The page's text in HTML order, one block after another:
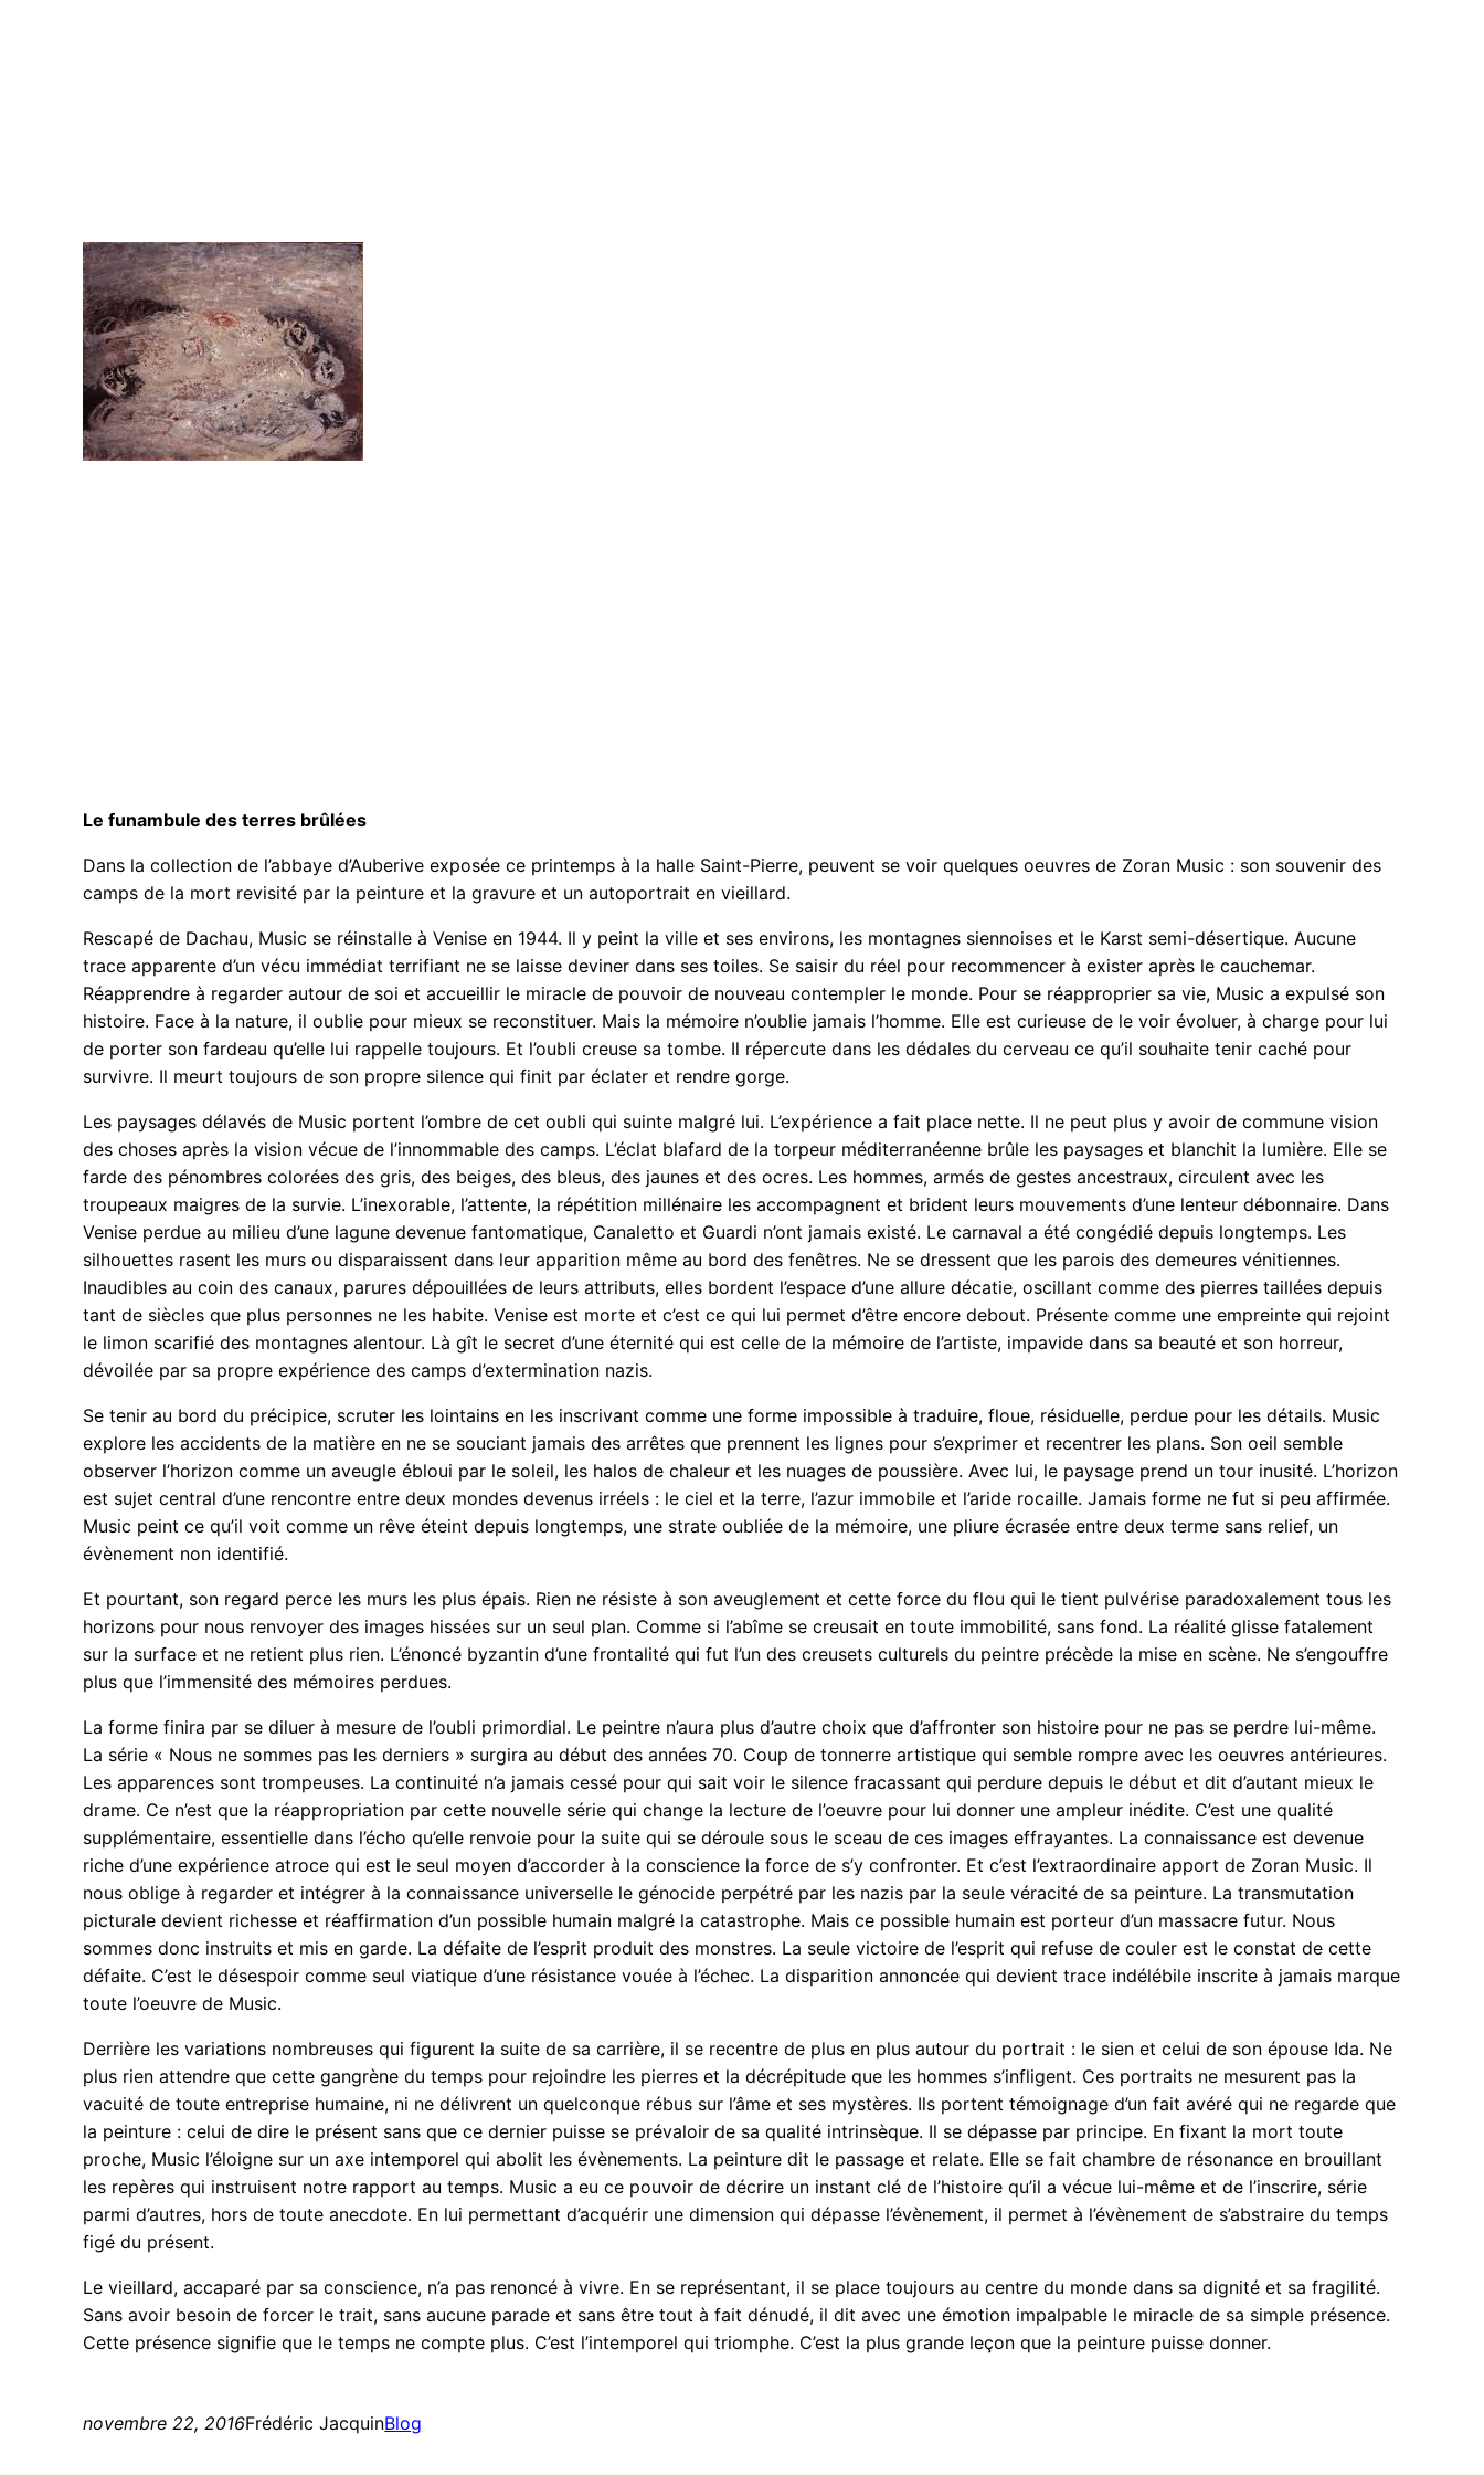
Le funambule des terres brûlées
Dans la collection de l’abbaye d’Auberive exposée ce printemps à la halle Saint-Pierre, peuvent se voir quelques oeuvres de Zoran Music : son souvenir des
camps de la mort revisité par la peinture et la gravure et un autoportrait en vieillard.
Rescapé de Dachau, Music se réinstalle à Venise en 1944. Il y peint la ville et ses environs, les montagnes siennoises et le Karst semi-désertique. Aucune
trace apparente d’un vécu immédiat terrifiant ne se laisse deviner dans ses toiles. Se saisir du réel pour recommencer à exister après le cauchemar.
Réapprendre à regarder autour de soi et accueillir le miracle de pouvoir de nouveau contempler le monde. Pour se réapproprier sa vie, Music a expulsé son
histoire. Face à la nature, il oublie pour mieux se reconstituer. Mais la mémoire n’oublie jamais l’homme. Elle est curieuse de le voir évoluer, à charge pour lui
de porter son fardeau qu’elle lui rappelle toujours. Et l’oubli creuse sa tombe. Il répercute dans les dédales du cerveau ce qu’il souhaite tenir caché pour
survivre. Il meurt toujours de son propre silence qui finit par éclater et rendre gorge.
Les paysages délavés de Music portent l’ombre de cet oubli qui suinte malgré lui. L’expérience a fait place nette. Il ne peut plus y avoir de commune vision
des choses après la vision vécue de l’innommable des camps. L’éclat blafard de la torpeur méditerranéenne brûle les paysages et blanchit la lumière. Elle se
farde des pénombres colorées des gris, des beiges, des bleus, des jaunes et des ocres. Les hommes, armés de gestes ancestraux, circulent avec les
troupeaux maigres de la survie. L’inexorable, l’attente, la répétition millénaire les accompagnent et brident leurs mouvements d’une lenteur débonnaire. Dans
Venise perdue au milieu d’une lagune devenue fantomatique, Canaletto et Guardi n’ont jamais existé. Le carnaval a été congédié depuis longtemps. Les
silhouettes rasent les murs ou disparaissent dans leur apparition même au bord des fenêtres. Ne se dressent que les parois des demeures vénitiennes.
Inaudibles au coin des canaux, parures dépouillées de leurs attributs, elles bordent l’espace d’une allure décatie, oscillant comme des pierres taillées depuis
tant de siècles que plus personnes ne les habite. Venise est morte et c’est ce qui lui permet d’être encore debout. Présente comme une empreinte qui rejoint
le limon scarifié des montagnes alentour. Là gît le secret d’une éternité qui est celle de la mémoire de l’artiste, impavide dans sa beauté et son horreur,
dévoilée par sa propre expérience des camps d’extermination nazis.
Se tenir au bord du précipice, scruter les lointains en les inscrivant comme une forme impossible à traduire, floue, résiduelle, perdue pour les détails. Music
explore les accidents de la matière en ne se souciant jamais des arrêtes que prennent les lignes pour s’exprimer et recentrer les plans. Son oeil semble
observer l’horizon comme un aveugle ébloui par le soleil, les halos de chaleur et les nuages de poussière. Avec lui, le paysage prend un tour inusité. L’horizon
est sujet central d’une rencontre entre deux mondes devenus irréels : le ciel et la terre, l’azur immobile et l’aride rocaille. Jamais forme ne fut si peu affirmée.
Music peint ce qu’il voit comme un rêve éteint depuis longtemps, une strate oubliée de la mémoire, une pliure écrasée entre deux terme sans relief, un
évènement non identifié.
Et pourtant, son regard perce les murs les plus épais. Rien ne résiste à son aveuglement et cette force du flou qui le tient pulvérise paradoxalement tous les
horizons pour nous renvoyer des images hissées sur un seul plan. Comme si l’abîme se creusait en toute immobilité, sans fond. La réalité glisse fatalement
sur la surface et ne retient plus rien. L’énoncé byzantin d’une frontalité qui fut l’un des creusets culturels du peintre précède la mise en scène. Ne s’engouffre
plus que l’immensité des mémoires perdues.
La forme finira par se diluer à mesure de l’oubli primordial. Le peintre n’aura plus d’autre choix que d’affronter son histoire pour ne pas se perdre lui-même.
La série « Nous ne sommes pas les derniers » surgira au début des années 70. Coup de tonnerre artistique qui semble rompre avec les oeuvres antérieures.
Les apparences sont trompeuses. La continuité n’a jamais cessé pour qui sait voir le silence fracassant qui perdure depuis le début et dit d’autant mieux le
drame. Ce n’est que la réappropriation par cette nouvelle série qui change la lecture de l’oeuvre pour lui donner une ampleur inédite. C’est une qualité
supplémentaire, essentielle dans l’écho qu’elle renvoie pour la suite qui se déroule sous le sceau de ces images effrayantes. La connaissance est devenue
riche d’une expérience atroce qui est le seul moyen d’accorder à la conscience la force de s’y confronter. Et c’est l’extraordinaire apport de Zoran Music. Il
nous oblige à regarder et intégrer à la connaissance universelle le génocide perpétré par les nazis par la seule véracité de sa peinture. La transmutation
picturale devient richesse et réaffirmation d’un possible humain malgré la catastrophe. Mais ce possible humain est porteur d’un massacre futur. Nous
sommes donc instruits et mis en garde. La défaite de l’esprit produit des monstres. La seule victoire de l’esprit qui refuse de couler est le constat de cette
défaite. C’est le désespoir comme seul viatique d’une résistance vouée à l’échec. La disparition annoncée qui devient trace indélébile inscrite à jamais marque
toute l’oeuvre de Music.
Derrière les variations nombreuses qui figurent la suite de sa carrière, il se recentre de plus en plus autour du portrait : le sien et celui de son épouse Ida. Ne
plus rien attendre que cette gangrène du temps pour rejoindre les pierres et la décrépitude que les hommes s’infligent. Ces portraits ne mesurent pas la
vacuité de toute entreprise humaine, ni ne délivrent un quelconque rébus sur l’âme et ses mystères. Ils portent témoignage d’un fait avéré qui ne regarde que
la peinture : celui de dire le présent sans que ce dernier puisse se prévaloir de sa qualité intrinsèque. Il se dépasse par principe. En fixant la mort toute
proche, Music l’éloigne sur un axe intemporel qui abolit les évènements. La peinture dit le passage et relate. Elle se fait chambre de résonance en brouillant
les repères qui instruisent notre rapport au temps. Music a eu ce pouvoir de décrire un instant clé de l’histoire qu’il a vécue lui-même et de l’inscrire, série
parmi d’autres, hors de toute anecdote. En lui permettant d’acquérir une dimension qui dépasse l’évènement, il permet à l’évènement de s’abstraire du temps
figé du présent.
Le vieillard, accaparé par sa conscience, n’a pas renoncé à vivre. En se représentant, il se place toujours au centre du monde dans sa dignité et sa fragilité.
Sans avoir besoin de forcer le trait, sans aucune parade et sans être tout à fait dénudé, il dit avec une émotion impalpable le miracle de sa simple présence.
Cette présence signifie que le temps ne compte plus. C’est l’intemporel qui triomphe. C’est la plus grande leçon que la peinture puisse donner.
novembre 22, 2016Frédéric JacquinBlog